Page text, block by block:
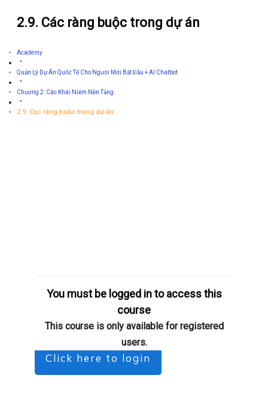
2.9. Các ràng buộc trong dự án
Academy
Quản Lý Dự Án Quốc Tế Cho Người Mới Bắt Đầu + AI Chatbot
Chương 2: Các Khái Niệm Nền Tảng
2.9. Các ràng buộc trong dự án
You must be logged in to access this
course
This course is only available for registered
users.
Click here to login